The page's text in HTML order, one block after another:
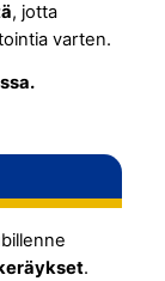
, jotta
varten.
.